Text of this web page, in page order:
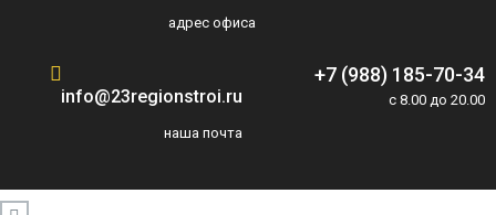
адрес офиса
info@23regionstroi.ru
наша почта
+7 (988) 185-70-34
c 8.00 до 20.00